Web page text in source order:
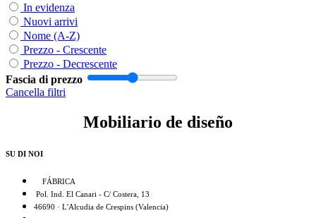
In evidenza
Nuovi arrivi
Nome (A-Z)
Prezzo - Crescente
Prezzo - Decrescente
Fascia di prezzo
Cancella filtri
Mobiliario de diseño
SU DI NOI
FÁBRICA
Pol. Ind. El Canari - C/ Costera, 13
46690 · L'Alcudia de Crespins (Valencia)